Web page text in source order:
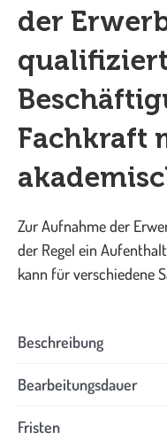
der
Fachkraft
Zur Aufnahme der
der Regel ein
kann für verschiedene
Beschreibung
Bearbeitungsdauer
Fristen